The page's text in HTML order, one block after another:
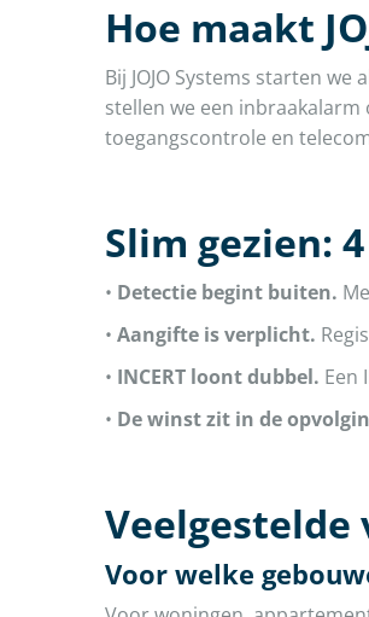
Hoe maakt
Bij JOJO Systems starten
stellen we een
toegangscontrole en
Slim gezien:
• Detectie begint buiten.
• Aangifte is verplicht.
• INCERT loont dubbel. Een
• De winst zit in de
Voor welke